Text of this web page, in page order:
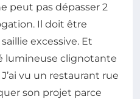
peut pas dépasser 2
Il doit être
excessive. Et
lumineuse clignotante
vu un restaurant rue
son projet parce